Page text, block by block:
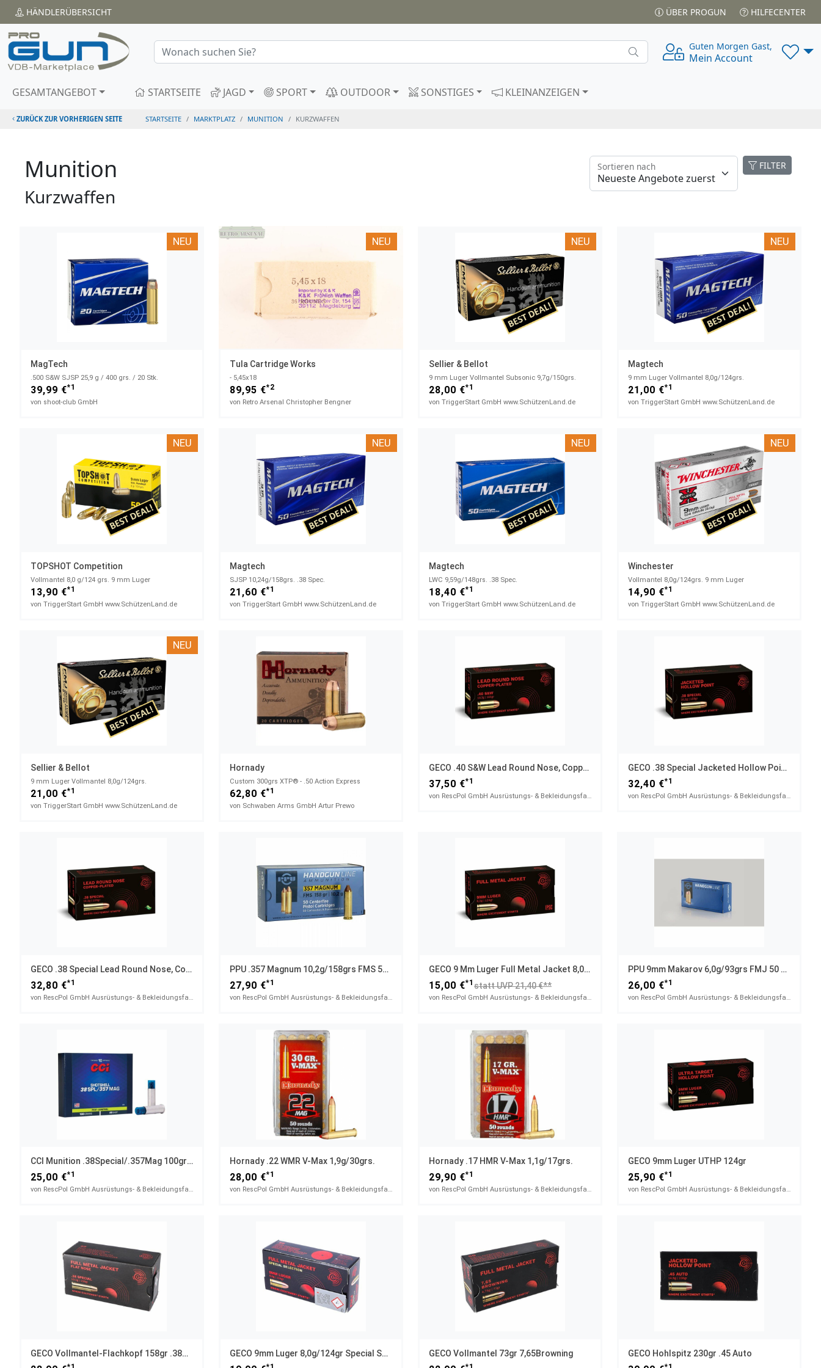
HÄNDLERÜBERSICHT ÜBER PROGUN HILFECENTER
Guten Morgen Gast,
Mein Account
GESAMTANGEBOT STARTSEITE JAGD SPORT OUTDOOR SONSTIGES KLEINANZEIGEN
ZURÜCK ZUR VORHERIGEN SEITE STARTSEITE MARKTPLATZ MUNITION KURZWAFFEN
Munition
Kurzwaffen
FILTER
Sortieren nach
NEU
MagTech
.500 S&W SJSP 25,9 g / 400 grs. / 20 Stk.
39,99 €*1
von shoot-club GmbH
NEU
Tula Cartridge Works
- 5,45x18
89,95 €*2
von Retro Arsenal Christopher Bengner
NEU
Sellier & Bellot
9 mm Luger Vollmantel Subsonic 9,7g/150grs.
28,00 €*1
von TriggerStart GmbH www.SchützenLand.de
NEU
Magtech
9 mm Luger Vollmantel 8,0g/124grs.
21,00 €*1
von TriggerStart GmbH www.SchützenLand.de
NEU
TOPSHOT Competition
Vollmantel 8,0 g/124 grs. 9 mm Luger
13,90 €*1
von TriggerStart GmbH www.SchützenLand.de
NEU
Magtech
SJSP 10,24g/158grs. .38 Spec.
21,60 €*1
von TriggerStart GmbH www.SchützenLand.de
NEU
Magtech
LWC 9,59g/148grs. .38 Spec.
18,40 €*1
von TriggerStart GmbH www.SchützenLand.de
NEU
Winchester
Vollmantel 8,0g/124grs. 9 mm Luger
14,90 €*1
von TriggerStart GmbH www.SchützenLand.de
NEU
Sellier & Bellot
9 mm Luger Vollmantel 8,0g/124grs.
21,00 €*1
von TriggerStart GmbH www.SchützenLand.de
Hornady
Custom 300grs XTP® - .50 Action Express
62,80 €*1
von Schwaben Arms GmbH Artur Prewo
GECO .40 S&W Lead Round Nose, Copper-Plated 10,7g/165gr
37,50 €*1
von RescPol GmbH Ausrüstungs- & Bekleidungsfachhandel
GECO .38 Special Jacketed Hollow Point 10,2g/158gr
32,40 €*1
von RescPol GmbH Ausrüstungs- & Bekleidungsfachhandel
GECO .38 Special Lead Round Nose, Copper-Plated 10,2g/158gr
32,80 €*1
von RescPol GmbH Ausrüstungs- & Bekleidungsfachhandel
PPU .357 Magnum 10,2g/158grs FMS 50 Stück
27,90 €*1
von RescPol GmbH Ausrüstungs- & Bekleidungsfachhandel
GECO 9 Mm Luger Full Metal Jacket 8,0g/124gr
15,00 €*1 statt UVP 21,40 €**
von RescPol GmbH Ausrüstungs- & Bekleidungsfachhandel
PPU 9mm Makarov 6,0g/93grs FMJ 50 Stück
26,00 €*1
von RescPol GmbH Ausrüstungs- & Bekleidungsfachhandel
CCI Munition .38Special/.357Mag 100gr Shotshell Schrot
25,00 €*1
von RescPol GmbH Ausrüstungs- & Bekleidungsfachhandel
Hornady .22 WMR V-Max 1,9g/30grs.
28,00 €*1
von RescPol GmbH Ausrüstungs- & Bekleidungsfachhandel
Hornady .17 HMR V-Max 1,1g/17grs.
29,90 €*1
von RescPol GmbH Ausrüstungs- & Bekleidungsfachhandel
GECO 9mm Luger UTHP 124gr
25,90 €*1
von RescPol GmbH Ausrüstungs- & Bekleidungsfachhandel
GECO Vollmantel-Flachkopf 158gr .38Special GECO 9mm Luger 8,0g/124gr Special Selection GECO Vollmantel 73gr 7,65Browning GECO Hohlspitz 230gr .45 Auto